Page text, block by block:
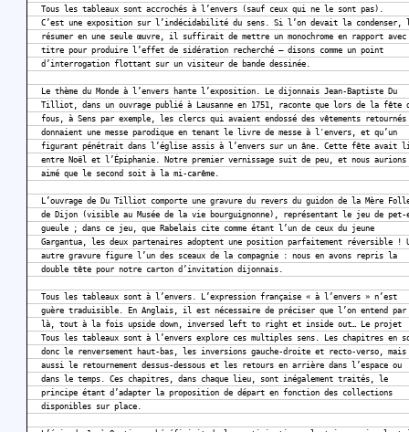
Tous les tableaux sont accrochés à l’envers (sauf ceux qui ne le sont pas).
C’est une exposition sur l’indécidabilité du sens. Si l’on devait la condenser,
résumer en une seule œuvre, il suffirait de mettre un monochrome en rapport
titre pour produire l’effet de sidération recherché – disons comme un point
d’interrogation flottant sur un visiteur de bande dessinée.
Le thème du Monde à l’envers hante l’exposition. Le dijonnais Jean-Baptiste Du
Tilliot, dans un ouvrage publié à Lausanne en 1751, raconte que lors de la fête
fous, à Sens par exemple, les clercs qui avaient endossé des vêtements retournés
donnaient une messe parodique en tenant le livre de messe à l'envers, et qu’un
figurant pénétrait dans l’église assis à l’envers sur un âne. Cette fête avait
entre Noël et l’Épiphanie. Notre premier vernissage suit de peu, et nous aurions
aimé que le second soit à la mi-carême.
L’ouvrage de Du Tilliot comporte une gravure du revers du guidon de la Mère
de Dijon (visible au Musée de la vie bourguignonne), représentant le jeu de pet-
gueule ; dans ce jeu, que Rabelais cite comme étant l’un de ceux du jeune
Gargantua, les deux partenaires adoptent une position parfaitement réversible !
autre gravure figure l’un des sceaux de la compagnie : nous en avons repris la
double tête pour notre carton d’invitation dijonnais.
Tous les tableaux sont à l’envers. L’expression française « à l’envers » n’est
guère traduisible. En Anglais, il est nécessaire de préciser que l’on entend par
là, tout à la fois upside down, inversed left to right et inside out… Le projet
Tous les tableaux sont à l’envers explore ces multiples sens. Les chapitres en
donc le renversement haut-bas, les inversions gauche-droite et recto-verso, mais
aussi le retournement dessus-dessous et les retours en arrière dans l’espace ou
dans le temps. Ces chapitres, dans chaque lieu, sont inégalement traités, le
principe étant d’adapter la proposition de départ en fonction des collections
disponibles sur place.